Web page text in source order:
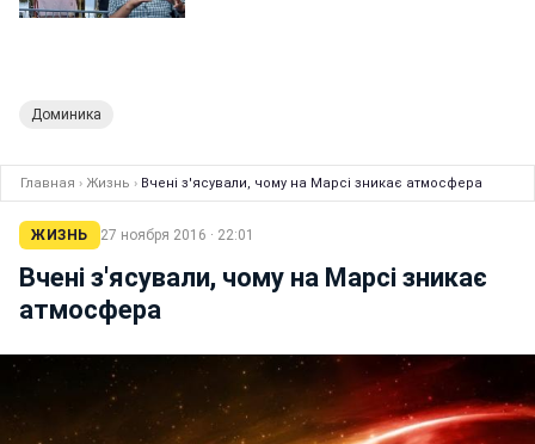
Доминика
Главная › Жизнь › Вчені з'ясували, чому на Марсі зникає атмосфера
ЖИЗНЬ 27 ноября 2016 · 22:01
Вчені з'ясували, чому на Марсі зникає
атмосфера